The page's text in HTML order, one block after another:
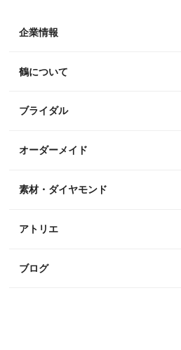
企業情報
鶴について
ブライダル
オーダーメイド
素材・ダイヤモンド
アトリエ
ブログ